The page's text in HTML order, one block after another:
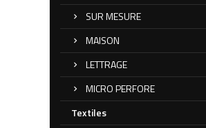
SUR MESURE
MAISON
LETTRAGE
MICRO PERFORE
Textiles